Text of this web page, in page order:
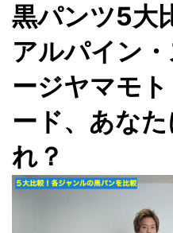
黒パンツ5大
アルパイン
ージヤマモ
ード、あな
れ？